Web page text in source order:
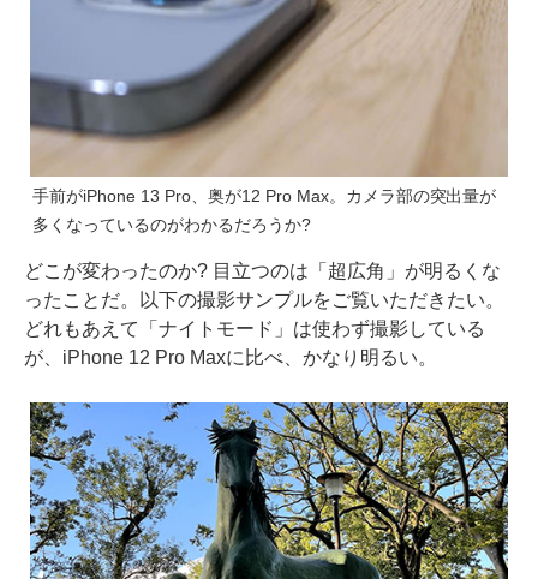
手前がiPhone 13 Pro、奥が12 Pro Max。カメラ部の突出量が
多くなっているのがわかるだろうか?
どこが変わったのか? 目立つのは「超広角」が明るくな
ったことだ。以下の撮影サンプルをご覧いただきたい。
どれもあえて「ナイトモード」は使わず撮影している
が、iPhone 12 Pro Maxに比べ、かなり明るい。